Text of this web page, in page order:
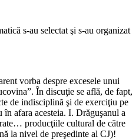
s-au selectat şi s-au organizat
vorba despre excesele unui
În discuţie se află, de fapt,
de indisciplină şi de exerciţiu pe
afara acesteia. I. Drăguşanul a
producţiile cultural de către
la nivel de preşedinte al CJ)!